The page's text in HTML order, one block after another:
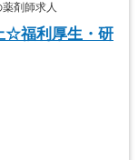
剤師求人
☆福利厚生・研